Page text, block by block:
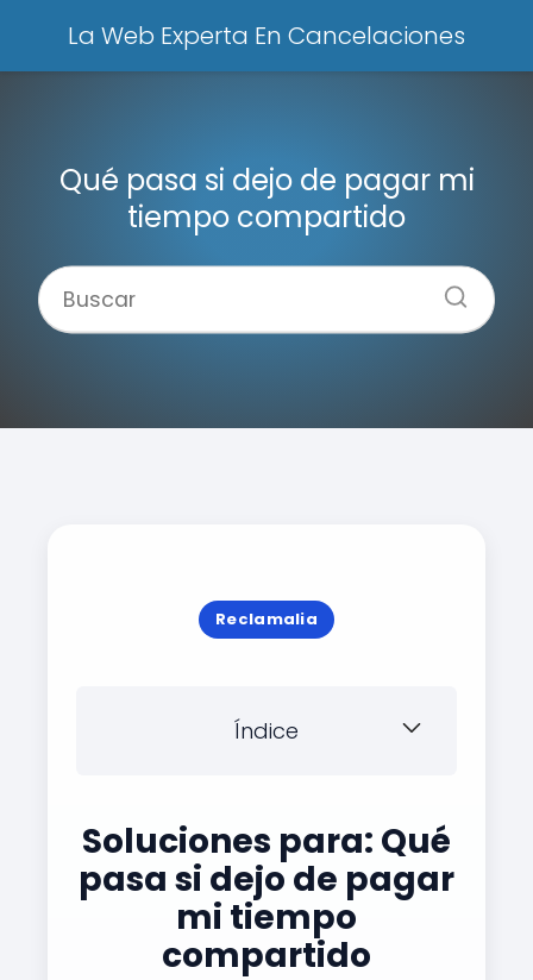
La Web Experta En Cancelaciones
Qué pasa si dejo de pagar mi
tiempo compartido
Reclamalia
Índice
Soluciones para: Qué
pasa si dejo de pagar
mi tiempo
compartido